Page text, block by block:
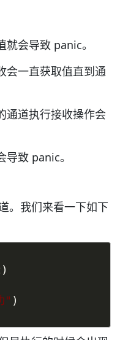
会导致 panic。
会一直获取值直到通
通道执行接收操作会
致 panic。
。我们来看一下如下
" )